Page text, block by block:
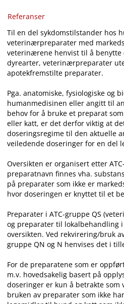
Referanser
Til en del sykdomstilstander hos
veterinærpreparater med
veterinærene henvist til å
dyrearter, veterinærpreparater
apotekfremstilte preparater.
Pga. anatomiske, fysiologiske og
humanmedisinen eller angitt til
behov for å bruke et preparat
eller katt, er det derfor viktig at
doseringsregime til den aktuelle
veiledende doseringer for en del
Oversikten er organisert etter
preparatnavn finnes vha.
på preparater som ikke er
hvor doseringen er knyttet til et
Preparater i ATC-gruppe QS
og preparater til lokalbehandling
oversikten. Ved rekvirering​/​bruk
gruppe QN og N henvises det i
For de preparatene som er
m.v. hovedsakelig basert på
doseringer er kun å betrakte
bruken av preparater som ikke